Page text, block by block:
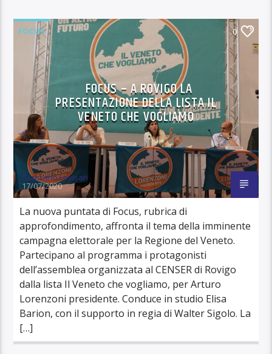
FOCUS 0
FOCUS – A ROVIGO LA
PRESENTAZIONE DELLA LISTA IL
VENETO CHE VOGLIAMO
Giancarlo Lovisari
17/07/2020
La nuova puntata di Focus, rubrica di
approfondimento, affronta il tema della imminente
campagna elettorale per la Regione del Veneto.
Partecipano al programma i protagonisti
dell’assemblea organizzata al CENSER di Rovigo
dalla lista Il Veneto che vogliamo, per Arturo
Lorenzoni presidente. Conduce in studio Elisa
Barion, con il supporto in regia di Walter Sigolo. La
[…]